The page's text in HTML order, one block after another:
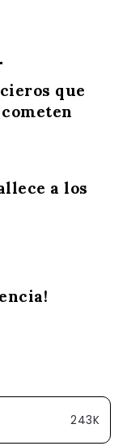
que
a los
243K